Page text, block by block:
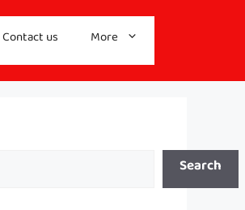
Contact us More
Search